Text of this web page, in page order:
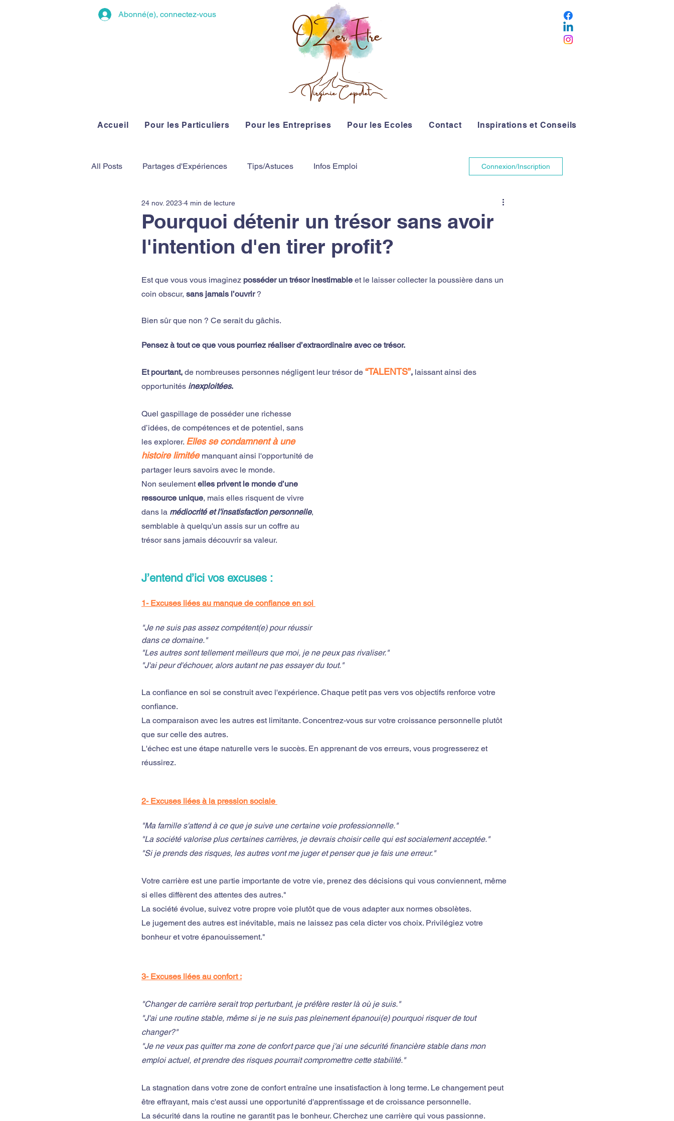
Abonné(e), connectez-vous
Accueil Pour les Particuliers Pour les Entreprises Pour les Ecoles Contact Inspirations et Conseils
All Posts Partages d'Expériences Tips/Astuces Infos Emploi Connexion/Inscription
Pourquoi détenir un trésor sans avoir
l'intention d'en tirer profit?
24 nov. 2023 4 min de lecture
Est que vous vous imaginez posséder un trésor inestimable et le laisser collecter la poussière dans un
coin obscur, sans jamais l’ouvrir ?
Bien sûr que non ? Ce serait du gâchis.
Pensez à tout ce que vous pourriez réaliser d’extraordinaire avec ce trésor.
Et pourtant, de nombreuses personnes négligent leur trésor de “TALENTS”, laissant ainsi des
opportunités inexploitées.
Quel gaspillage de posséder une richesse
d’idées, de compétences et de potentiel, sans
les explorer. Elles se condamnent à une
histoire limitée manquant ainsi l'opportunité de
partager leurs savoirs avec le monde.
Non seulement elles privent le monde d’une
ressource unique, mais elles risquent de vivre
dans la médiocrité et l'insatisfaction personnelle,
semblable à quelqu'un assis sur un coffre au
trésor sans jamais découvrir sa valeur.
J’entend d’ici vos excuses :
1- Excuses liées au manque de confiance en soi
"Je ne suis pas assez compétent(e) pour réussir
dans ce domaine."
"Les autres sont tellement meilleurs que moi, je ne peux pas rivaliser."
"J'ai peur d'échouer, alors autant ne pas essayer du tout."
La confiance en soi se construit avec l'expérience. Chaque petit pas vers vos objectifs renforce votre
confiance.
La comparaison avec les autres est limitante. Concentrez-vous sur votre croissance personnelle plutôt
que sur celle des autres.
L'échec est une étape naturelle vers le succès. En apprenant de vos erreurs, vous progresserez et
réussirez.
2- Excuses liées à la pression sociale
"Ma famille s'attend à ce que je suive une certaine voie professionnelle."
"La société valorise plus certaines carrières, je devrais choisir celle qui est socialement acceptée."
"Si je prends des risques, les autres vont me juger et penser que je fais une erreur."
Votre carrière est une partie importante de votre vie, prenez des décisions qui vous conviennent, même
si elles diffèrent des attentes des autres."
La société évolue, suivez votre propre voie plutôt que de vous adapter aux normes obsolètes.
Le jugement des autres est inévitable, mais ne laissez pas cela dicter vos choix. Privilégiez votre
bonheur et votre épanouissement."
3- Excuses liées au confort :
"Changer de carrière serait trop perturbant, je préfère rester là où je suis."
"J'ai une routine stable, même si je ne suis pas pleinement épanoui(e) pourquoi risquer de tout
changer?"
"Je ne veux pas quitter ma zone de confort parce que j'ai une sécurité financière stable dans mon
emploi actuel, et prendre des risques pourrait compromettre cette stabilité."
La stagnation dans votre zone de confort entraîne une insatisfaction à long terme. Le changement peut
être effrayant, mais c'est aussi une opportunité d'apprentissage et de croissance personnelle.
La sécurité dans la routine ne garantit pas le bonheur. Cherchez une carrière qui vous passionne.